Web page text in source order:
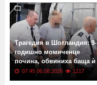
Трагедия в Шотландия: 9-
годишно момиченце
почина, обвиниха баща ѝ
07:45 06.08.2026 1217